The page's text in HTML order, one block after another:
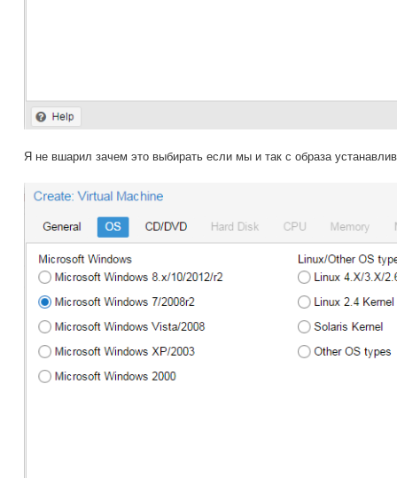
Я не вшарил зачем это выбирать если мы и так с образа